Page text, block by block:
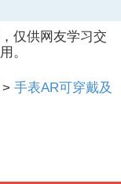
仅供网友学习交
。
> 手表AR可穿戴及